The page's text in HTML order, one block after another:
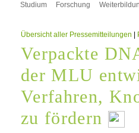
Studium Forschung
Übersicht aller Pressemitteilungen |
Verpackte
der MLU
Verfahren,
zu fördern